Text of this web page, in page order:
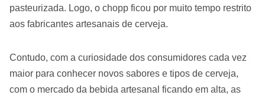
pasteurizada. Logo, o chopp ficou por muito tempo restrito
aos fabricantes artesanais de cerveja.
Contudo, com a curiosidade dos consumidores cada vez
maior para conhecer novos sabores e tipos de cerveja,
com o mercado da bebida artesanal ficando em alta, as